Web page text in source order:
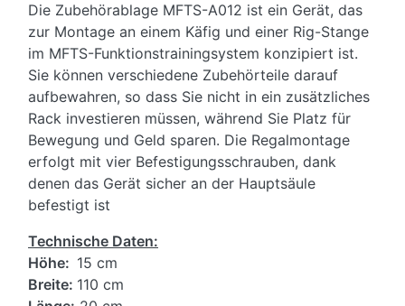
Die Zubehörablage MFTS-A012 ist ein Gerät, das
zur Montage an einem Käfig und einer Rig-Stange
im MFTS-Funktionstrainingsystem konzipiert ist.
Sie können verschiedene Zubehörteile darauf
aufbewahren, so dass Sie nicht in ein zusätzliches
Rack investieren müssen, während Sie Platz für
Bewegung und Geld sparen. Die Regalmontage
erfolgt mit vier Befestigungsschrauben, dank
denen das Gerät sicher an der Hauptsäule
befestigt ist
Technische Daten:
Höhe: 15 cm
Breite: 110 cm